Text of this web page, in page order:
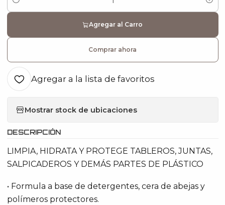
Cantidad
Agregar al Carro
Comprar ahora
Agregar a la lista de favoritos
Mostrar stock de ubicaciones
DESCRIPCIÓN
LIMPIA, HIDRATA Y PROTEGE TABLEROS, JUNTAS,
SALPICADEROS Y DEMÁS PARTES DE PLÁSTICO
• Formula a base de detergentes, cera de abejas y
polímeros protectores.